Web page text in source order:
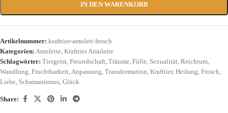
IN DEN WARENKORB
Artikelnummer: krafttier-amulett-frosch
Kategorien: Amulette, Krafttier Amulette
Schlagwörter: Tiergeist, Freundschaft, Träume, Fülle, Sexualität, Reichtum,
Wandlung, Fruchtbarkeit,Anpassung, Transformation, Krafttier, Heilung, Frosch,
Liebe, Schamanismus, Glück
Share: